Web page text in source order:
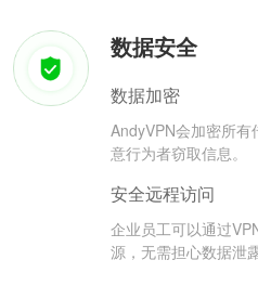
数据安全
数据加密
AndyVPN会加密所
意行为者窃取信息。
安全远程访问
企业员工可以通过
源，无需担心数据泄露